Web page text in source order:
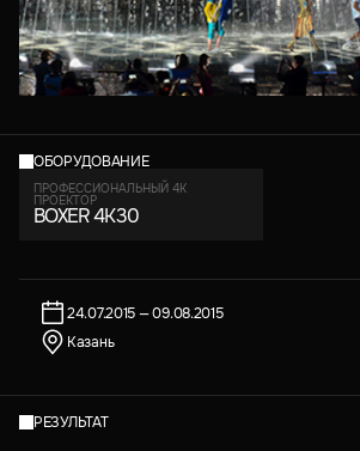
ОБОРУДОВАНИЕ
ПРОФЕССИОНАЛЬНЫЙ 4K
ПРОЕКТОР
BOXER 4K30
24.07.2015 — 09.08.2015
Казань
РЕЗУЛЬТАТ